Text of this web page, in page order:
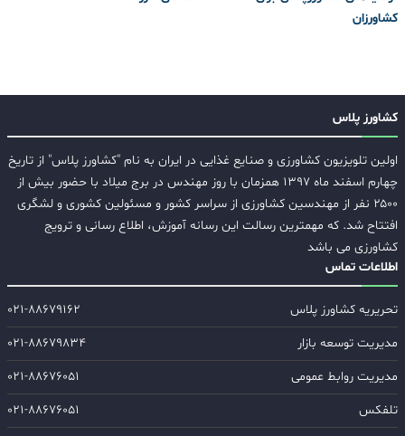
کشاورزان
کشاورز پلاس
اولین تلویزیون کشاورزی و صنایع غذایی در ایران به نام "کشاورز پلاس" از تاریخ
چهارم اسفند ماه ۱۳۹۷ همزمان با روز مهندس در برج میلاد با حضور بیش از
۲۵۰۰ نفر از مهندسین کشاورزی از سراسر کشور و مسئولین کشوری و لشگری
افتتاح شد. که مهمترین رسالت این رسانه آموزش، اطلاع رسانی و ترویج
کشاورزی می باشد
اطلاعات تماس
تحریریه کشاورز پلاس
۰۲۱-۸۸۶۷۹۱۶۲
مدیریت توسعه بازار
۰۲۱-۸۸۶۷۹۸۳۴
مدیریت روابط عمومی
۰۲۱-۸۸۶۷۶۰۵۱
تلفکس
۰۲۱-۸۸۶۷۶۰۵۱